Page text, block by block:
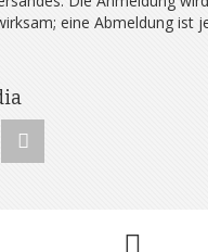
eine Abmeldung ist